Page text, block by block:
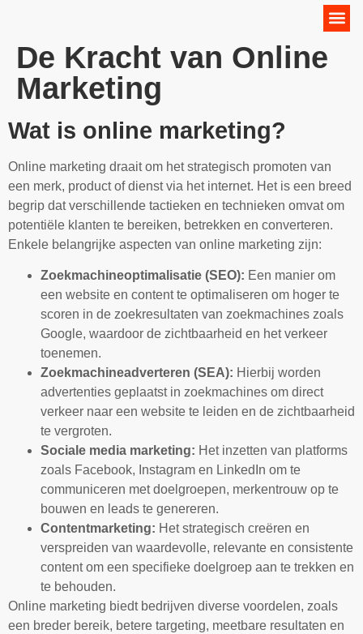
De Kracht van Online
Marketing
Wat is online marketing?
Online marketing draait om het strategisch promoten van
een merk, product of dienst via het internet. Het is een breed
begrip dat verschillende tactieken en technieken omvat om
potentiële klanten te bereiken, betrekken en converteren.
Enkele belangrijke aspecten van online marketing zijn:
Zoekmachineoptimalisatie (SEO): Een manier om
een website en content te optimaliseren om hoger te
scoren in de zoekresultaten van zoekmachines zoals
Google, waardoor de zichtbaarheid en het verkeer
toenemen.
Zoekmachineadverteren (SEA): Hierbij worden
advertenties geplaatst in zoekmachines om direct
verkeer naar een website te leiden en de zichtbaarheid
te vergroten.
Sociale media marketing: Het inzetten van platforms
zoals Facebook, Instagram en LinkedIn om te
communiceren met doelgroepen, merkentrouw op te
bouwen en leads te genereren.
Contentmarketing: Het strategisch creëren en
verspreiden van waardevolle, relevante en consistente
content om een specifieke doelgroep aan te trekken en
te behouden.
Online marketing biedt bedrijven diverse voordelen, zoals
een breder bereik, betere targeting, meetbare resultaten en